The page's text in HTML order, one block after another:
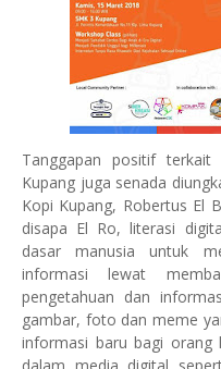
Tanggapan positif
Kupang juga senada
Kopi Kupang, Robertus El
disapa El Ro, literasi
dasar manusia untuk
informasi lewat
pengetahuan dan
gambar, foto dan meme
informasi baru bagi orang